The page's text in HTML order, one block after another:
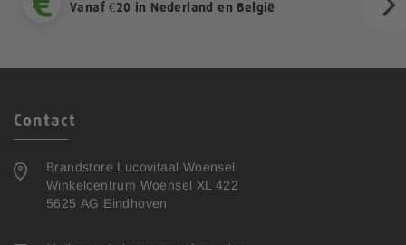
Vanaf €20 in Nederland en België
Contact
Brandstore Lucovitaal Woensel
Winkelcentrum Woensel XL 422
5625 AG Eindhoven